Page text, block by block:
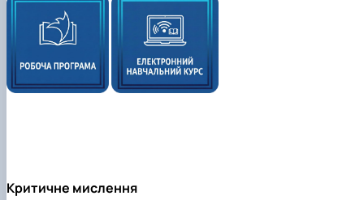
Критичне мислення